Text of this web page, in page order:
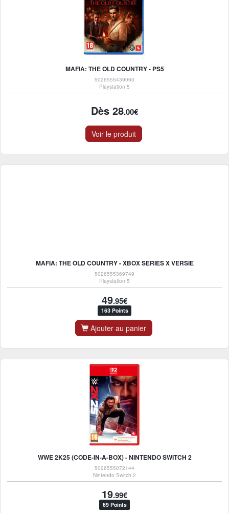
MAFIA: THE OLD COUNTRY - PS5
5026555439060
Playstation 5
Dès 28.00€
Voir le produit
MAFIA: THE OLD COUNTRY - XBOX SERIES X VERSIE
5026555369749
Playstation 5
49.95€
163 Points
Ajouter au panier
WWE 2K25 (CODE-IN-A-BOX) - NINTENDO SWITCH 2
5026555072144
Nintendo Switch 2
19.99€
69 Points